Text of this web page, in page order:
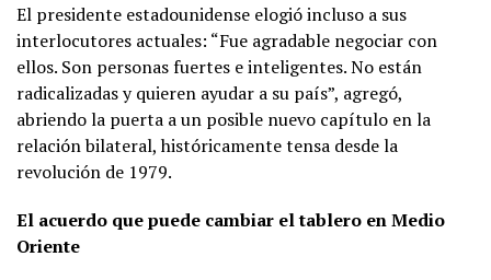
El presidente estadounidense elogió incluso a sus
interlocutores actuales: “Fue agradable negociar con
ellos. Son personas fuertes e inteligentes. No están
radicalizadas y quieren ayudar a su país”, agregó,
abriendo la puerta a un posible nuevo capítulo en la
relación bilateral, históricamente tensa desde la
revolución de 1979.
El acuerdo que puede cambiar el tablero en Medio
Oriente